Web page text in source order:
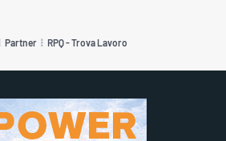
Partner RPQ - Trova Lavoro